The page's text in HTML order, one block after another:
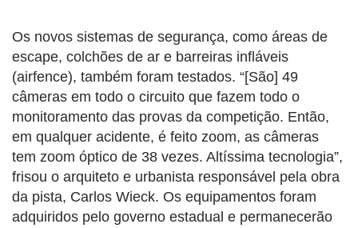
Os novos sistemas de segurança, como áreas de
escape, colchões de ar e barreiras infláveis
(airfence), também foram testados. “[São] 49
câmeras em todo o circuito que fazem todo o
monitoramento das provas da competição. Então,
em qualquer acidente, é feito zoom, as câmeras
tem zoom óptico de 38 vezes. Altíssima tecnologia”,
frisou o arquiteto e urbanista responsável pela obra
da pista, Carlos Wieck. Os equipamentos foram
adquiridos pelo governo estadual e permanecerão